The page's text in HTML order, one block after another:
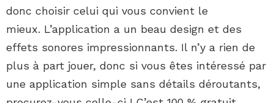
donc choisir celui qui vous convient le
mieux. L’application a un beau design et des
effets sonores impressionnants. Il n’y a rien de
plus à part jouer, donc si vous êtes intéressé par
une application simple sans détails déroutants,